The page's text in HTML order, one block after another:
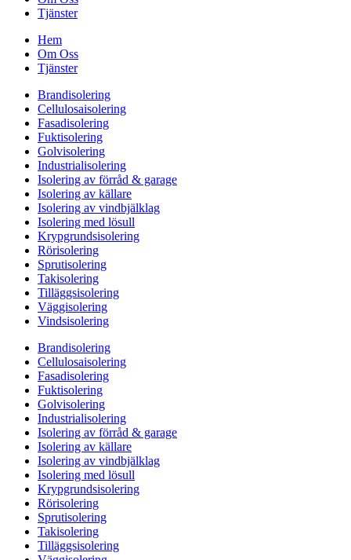
Tjänster
Hem
Om Oss
Tjänster
Brandisolering
Cellulosaisolering
Fasadisolering
Fuktisolering
Golvisolering
Industrialisolering
Isolering av förråd & garage
Isolering av källare
Isolering av vindbjälklag
Isolering med lösull
Krypgrundsisolering
Rörisolering
Sprutisolering
Takisolering
Tilläggsisolering
Väggisolering
Vindsisolering
Brandisolering
Cellulosaisolering
Fasadisolering
Fuktisolering
Golvisolering
Industrialisolering
Isolering av förråd & garage
Isolering av källare
Isolering av vindbjälklag
Isolering med lösull
Krypgrundsisolering
Rörisolering
Sprutisolering
Takisolering
Tilläggsisolering